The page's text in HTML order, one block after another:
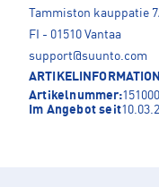
Tammiston kauppatie
FI - 01510 Vantaa
support@suunto.com
Artikelnummer:
Im Angebot seit